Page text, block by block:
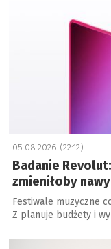
05.08.2026 (22:12)
Badanie
zmieniłoby
Festiwale muzyczne
Z planuje budżety i
a